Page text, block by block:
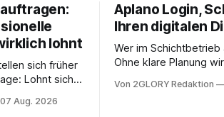
lohnt
sich früher
Lohnt sich
auch in
07 Aug. 2026
Aplano Login,
Ihren digitalen
Wer im
Ohne klare Planung
zentraler
Von 2GLORY Redaktion